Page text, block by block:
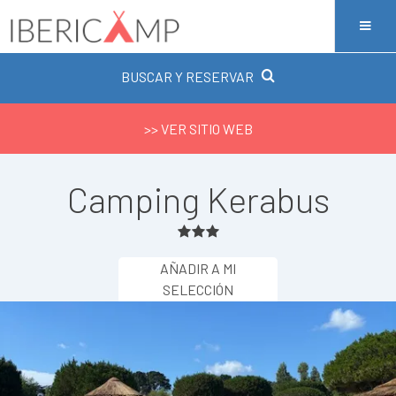
BUSCAR Y RESERVAR
>> VER SITIO WEB
Camping Kerabus
AÑADIR A MI
SELECCIÓN